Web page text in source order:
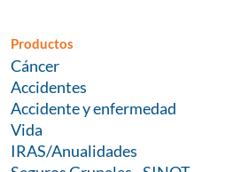
Productos
Cáncer
Accidentes
Accidente y enfermedad
Vida
IRAS/Anualidades